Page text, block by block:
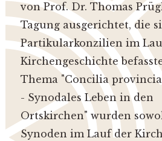
von Prof. Dr. Thomas
Tagung ausgerichtet, die
Partikularkonzilien im
Kirchengeschichte
Thema "Concilia
- Synodales Leben in den
Ortskirchen" wurden
Synoden im Lauf der